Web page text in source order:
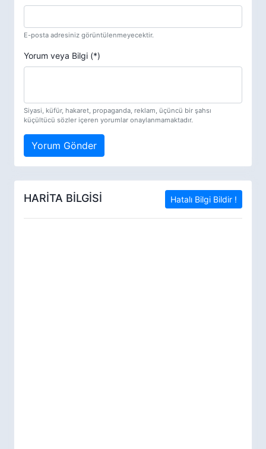
E-posta adresiniz görüntülenmeyecektir.
Yorum veya Bilgi (*)
Siyasi, küfür, hakaret, propaganda, reklam, üçüncü bir şahsı
küçültücü sözler içeren yorumlar onaylanmamaktadır.
Yorum Gönder
HARİTA BİLGİSİ Hatalı Bilgi Bildir !